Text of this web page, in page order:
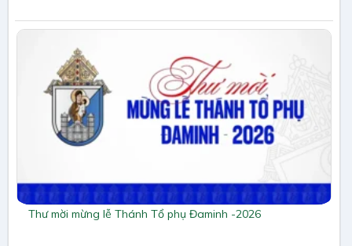
Thư mời mừng lễ Thánh Tổ phụ Đaminh -2026